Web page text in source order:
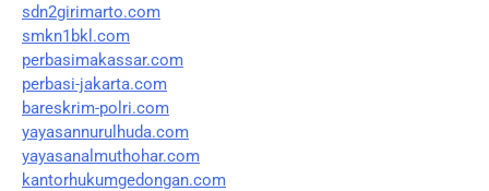
sdn2girimarto.com
smkn1bkl.com
perbasimakassar.com
perbasi-jakarta.com
bareskrim-polri.com
yayasannurulhuda.com
yayasanalmuthohar.com
kantorhukumgedongan.com